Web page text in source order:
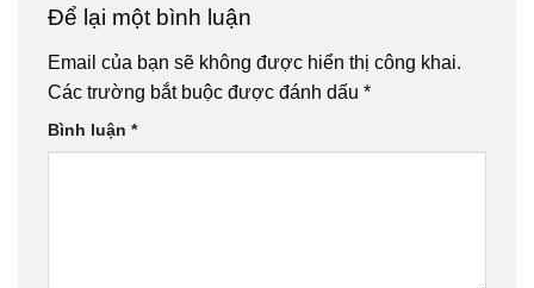
Để lại một bình luận
Email của bạn sẽ không được hiển thị công khai.
Các trường bắt buộc được đánh dấu *
Bình luận *